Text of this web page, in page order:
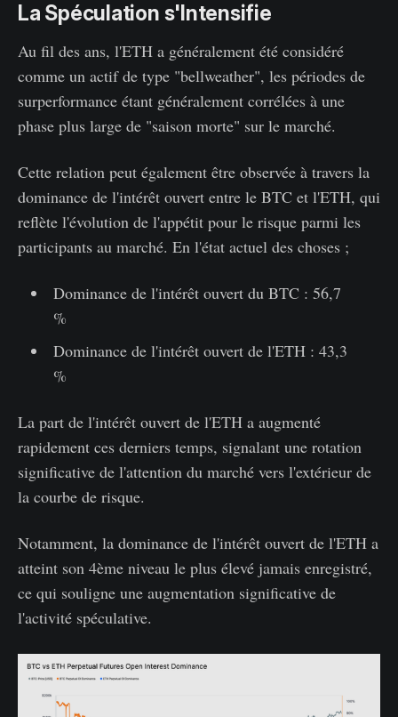
La Spéculation s'Intensifie
Au fil des ans, l'ETH a généralement été considéré
comme un actif de type "bellweather", les périodes de
surperformance étant généralement corrélées à une
phase plus large de "saison morte" sur le marché.
Cette relation peut également être observée à travers la
dominance de l'intérêt ouvert entre le BTC et l'ETH, qui
reflète l'évolution de l'appétit pour le risque parmi les
participants au marché. En l'état actuel des choses ;
Dominance de l'intérêt ouvert du BTC : 56,7
%
Dominance de l'intérêt ouvert de l'ETH : 43,3
%
La part de l'intérêt ouvert de l'ETH a augmenté
rapidement ces derniers temps, signalant une rotation
significative de l'attention du marché vers l'extérieur de
la courbe de risque.
Notamment, la dominance de l'intérêt ouvert de l'ETH a
atteint son 4ème niveau le plus élevé jamais enregistré,
ce qui souligne une augmentation significative de
l'activité spéculative.